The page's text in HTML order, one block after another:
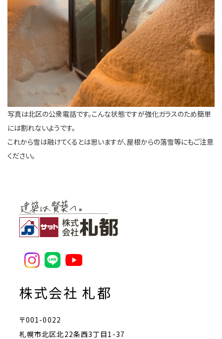
写真は北区の公衆電話です。こんな状態ですが強化ガラスのため簡単
には割れないようです。
これから雪は融けてくるとは思いますが、屋根からの落雪等にもご注意
ください。
株式会社 札都
〒001-0022
札幌市北区北22条西3丁目1-37